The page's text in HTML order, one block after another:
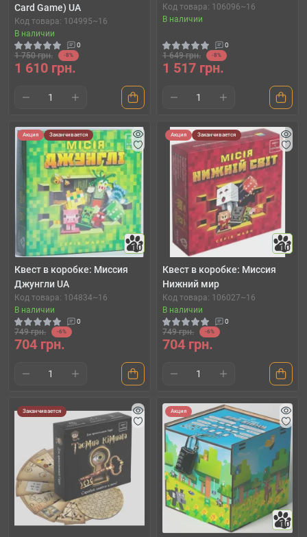
Card Game) UA
Код товара: 104995~16
В наличии
0
1 750 грн. -8%
1 610 грн.
Код товара: 106096~16
В наличии
0
1 649 грн. -8%
1 517 грн.
Акция Заканчивается
10
Квест в коробке: Миссия
Джунгли UA
Код товара: 104834~16
В наличии
0
749 грн. -6%
704 грн.
Акция Заканчивается
10
Квест в коробке: Миссия
Нижний мир
Код товара: 106027~16
В наличии
0
749 грн. -6%
704 грн.
Заканчивается Акция
10